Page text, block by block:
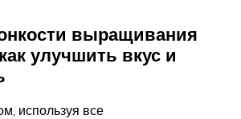
выращивания
улучшить вкус и
используя все